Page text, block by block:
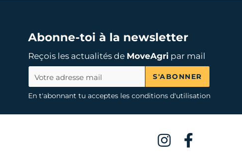
Abonne-toi à la newsletter
Reçois les actualités de MoveAgripar mail
S'ABONNER
En t'abonnant tu acceptes les conditions d'utilisation